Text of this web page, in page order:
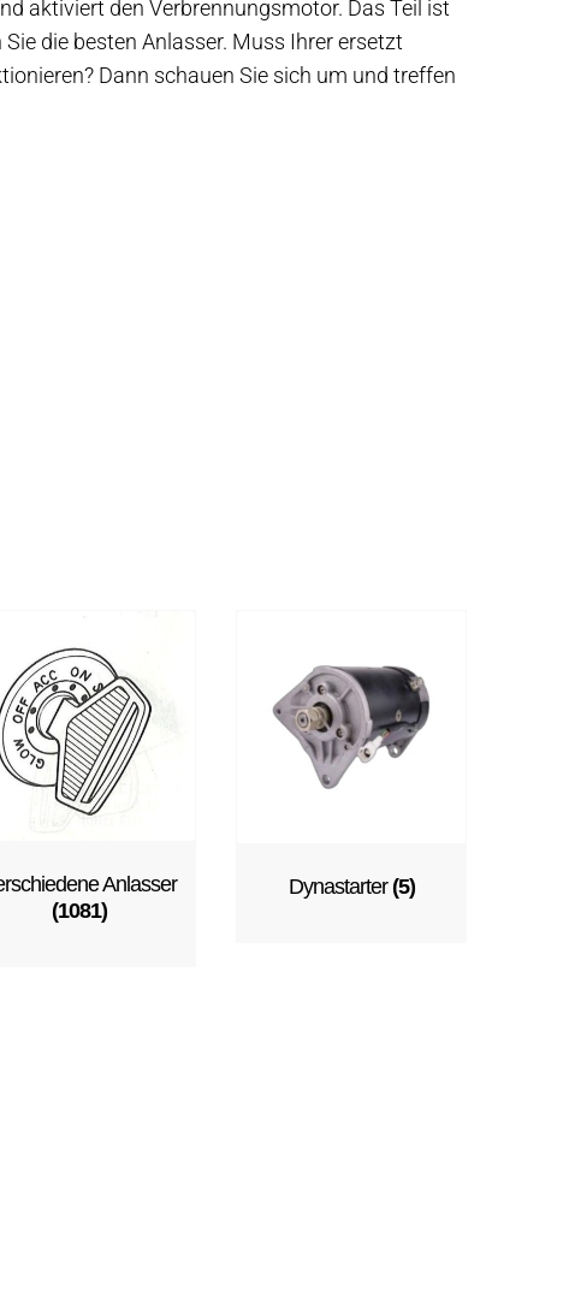
aktiviert den Verbrennungsmotor. Das Teil ist
die besten Anlasser. Muss Ihrer ersetzt
Dann schauen Sie sich um und treffen
Anlasser
(1081)
Dynastarter(5)